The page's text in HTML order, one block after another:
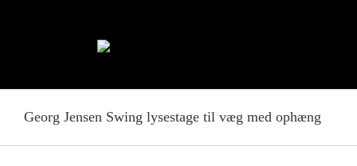
Georg Jensen Swing lysestage til væg med ophæng